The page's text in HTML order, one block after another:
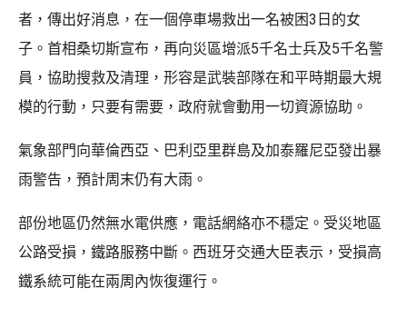
者，傳出好消息，在一個停車場救出一名被困3日的女
子。首相桑切斯宣布，再向災區增派5千名士兵及5千名警
員，協助搜救及清理，形容是武裝部隊在和平時期最大規
模的行動，只要有需要，政府就會動用一切資源協助。
氣象部門向華倫西亞、巴利亞里群島及加泰羅尼亞發出暴
雨警告，預計周末仍有大雨。
部份地區仍然無水電供應，電話網絡亦不穩定。受災地區
公路受損，鐵路服務中斷。西班牙交通大臣表示，受損高
鐵系統可能在兩周內恢復運行。